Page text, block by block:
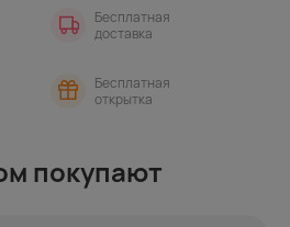
Бесплатная
доставка
Бесплатная
открытка
покупают